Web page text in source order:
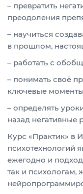
– превратить
преодоления
– научиться
в прошлом,
– работать с
– понимать своё
ключевые
– определять
назад негативные
Курс «Практик» в
психотехнологий
ежегодно и
так и психологам,